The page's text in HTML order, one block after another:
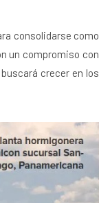
consolidarse como
un compromiso con
crecer en los